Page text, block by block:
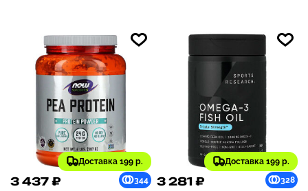
Доставка 199 р.
3 437 ₽ 344
Доставка 199 р.
3 281 ₽ 328